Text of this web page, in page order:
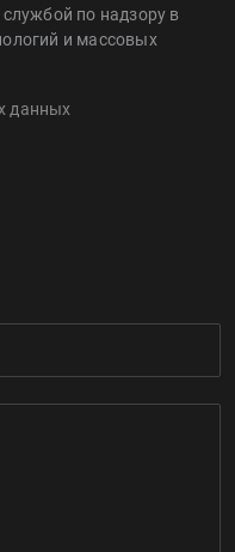
по надзору в
и массовых
данных